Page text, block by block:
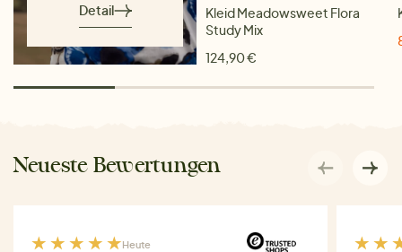
Detail
Kleid Meadowsweet Flora
Study Mix
124,90 €
Neueste Bewertungen
Heute